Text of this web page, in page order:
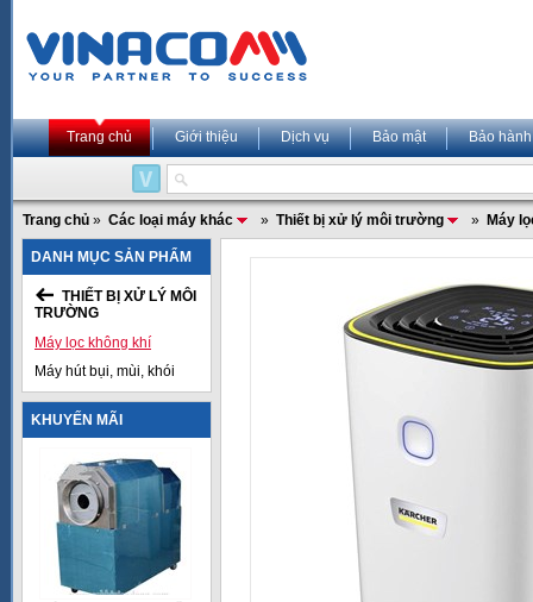
Trang chủ Giới thiệu Dịch vụ Bảo mật Bảo hành
Trang chủ » Các loại máy khác » Thiết bị xử lý môi trường » Máy
DANH MỤC SẢN PHẨM
THIẾT BỊ XỬ LÝ MÔI
TRƯỜNG
Máy lọc không khí
Máy hút bụi, mùi, khói
KHUYẾN MÃI